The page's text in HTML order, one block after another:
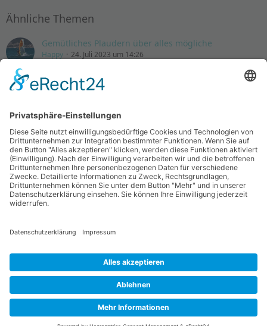
Akzeptieren
powered by
Management Platform
Ähnliche Themen
Gemütliches Plaudern über alles mögliche
Happy
24. Juli 2023 um 14:26
Rabattaktionen
c-bra
7. Januar 2024 um 12:49
Wann ein kleineres oder größeres Rigg "schneller"?
Unterscheidet sich das bei Fin und Foil?
jaxblckk
25. Juni 2024 um 11:53
Riggs
Wer kauft die vielen SL - Boards ?
Michlsurf
26. Dezember 2023 um 11:14
Boards
Lüderitz 2023
Regattainfo
Datenschutzerklärung Impressum
Community-Software:WoltLab Suite™